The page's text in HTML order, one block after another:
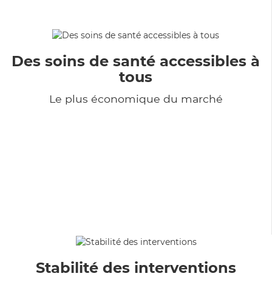
Des soins de santé accessibles à
tous
Le plus économique du marché
Stabilité des interventions